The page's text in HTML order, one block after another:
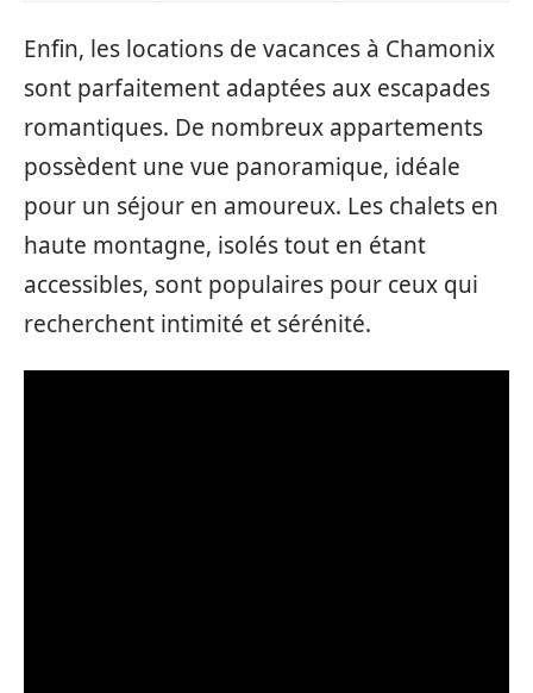
Enfin, les locations de vacances à Chamonix
sont parfaitement adaptées aux escapades
romantiques. De nombreux appartements
possèdent une vue panoramique, idéale
pour un séjour en amoureux. Les chalets en
haute montagne, isolés tout en étant
accessibles, sont populaires pour ceux qui
recherchent intimité et sérénité.